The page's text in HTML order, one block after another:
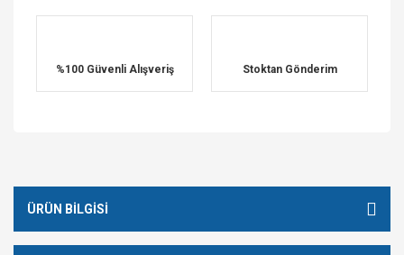
%100 Güvenli Alışveriş Stoktan Gönderim
ÜRÜN BILGISI